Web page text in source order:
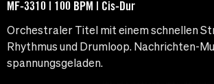
MF-3310 | 100 BPM | Cis-Dur
Orchestraler Titel mit einem schnellen
Rhythmus und Drumloop. Nachrichten-
spannungsgeladen.